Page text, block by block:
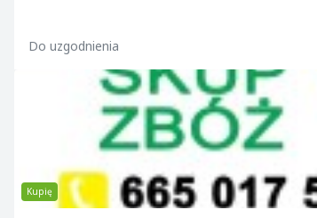
Do uzgodnienia
Kupię